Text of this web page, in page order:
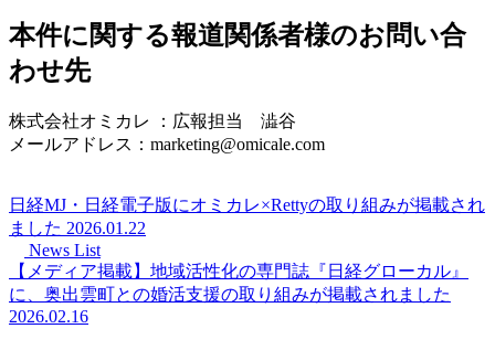
本件に関する報道関係者様のお問い合
わせ先
株式会社オミカレ ：広報担当 澁谷
メールアドレス：marketing@omicale.com
日経MJ・日経電子版にオミカレ×Rettyの取り組みが掲載され
ました 2026.01.22
News List
【メディア掲載】地域活性化の専門誌『日経グローカル』
に、奥出雲町との婚活支援の取り組みが掲載されました
2026.02.16